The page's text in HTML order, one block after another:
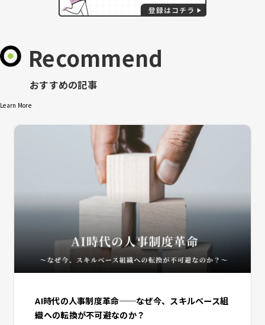
Recommend
おすすめの記事
Learn More
AI時代の人事制度革命──なぜ今、スキルベース組
織への転換が不可避なのか？